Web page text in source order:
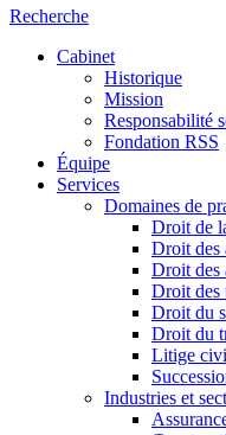
Recherche
Cabinet
Historique
Mission
Responsabilité
Fondation RSS
Équipe
Services
Domaines de
Droit de
Droit des
Droit des
Droit des
Droit du
Droit du
Litige
Industries et